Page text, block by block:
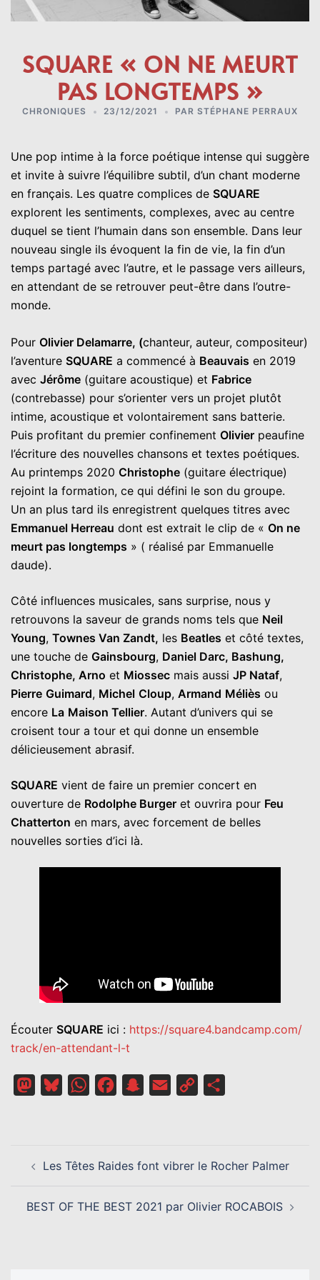
SQUARE « ON NE MEURT
PAS LONGTEMPS »
CHRONIQUES 23/12/2021 PAR STÉPHANE PERRAUX
Une pop intime à la force poétique intense qui suggère
et invite à suivre l’équilibre subtil, d’un chant moderne
en français. Les quatre complices de SQUARE
explorent les sentiments, complexes, avec au centre
duquel se tient l’humain dans son ensemble. Dans leur
nouveau single ils évoquent la fin de vie, la fin d’un
temps partagé avec l’autre, et le passage vers ailleurs,
en attendant de se retrouver peut-être dans l’outre-
monde.
Pour Olivier Delamarre, (chanteur, auteur, compositeur)
l’aventure SQUARE a commencé à Beauvais en 2019
avec Jérôme (guitare acoustique) et Fabrice
(contrebasse) pour s’orienter vers un projet plutôt
intime, acoustique et volontairement sans batterie.
Puis profitant du premier confinement Olivier peaufine
l’écriture des nouvelles chansons et textes poétiques.
Au printemps 2020 Christophe (guitare électrique)
rejoint la formation, ce qui défini le son du groupe.
Un an plus tard ils enregistrent quelques titres avec
Emmanuel Herreau dont est extrait le clip de « On ne
meurt pas longtemps » ( réalisé par Emmanuelle
daude).
Côté influences musicales, sans surprise, nous y
retrouvons la saveur de grands noms tels que Neil
Young, Townes Van Zandt, les Beatles et côté textes,
une touche de Gainsbourg, Daniel Darc, Bashung,
Christophe, Arno et Miossec mais aussi JP Nataf,
Pierre Guimard, Michel Cloup, Armand Méliès ou
encore La Maison Tellier. Autant d’univers qui se
croisent tour a tour et qui donne un ensemble
délicieusement abrasif.
SQUARE vient de faire un premier concert en
ouverture de Rodolphe Burger et ouvrira pour Feu
Chatterton en mars, avec forcement de belles
nouvelles sorties d’ici là.
Écouter SQUARE ici : https://square4.bandcamp.com/
track/en-attendant-l-t
MastodonBlueskyWhatsAppFacebookSnapchat
Email
Copy
D’ARTICLE
Les Têtes Raides font vibrer le Rocher Palmer
BEST OF THE BEST 2021 par Olivier ROCABOIS